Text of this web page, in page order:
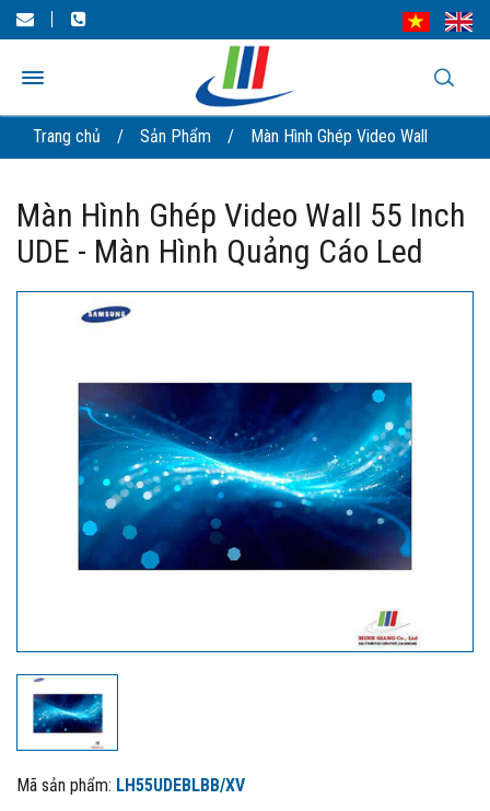
Trang chủ / Sản Phẩm / Màn Hình Ghép Video Wall
Màn Hình Ghép Video Wall 55 Inch
UDE - Màn Hình Quảng Cáo Led
Mã sản phẩm: LH55UDEBLBB/XV